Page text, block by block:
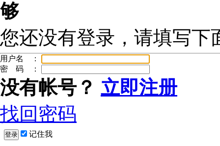
够
您还没有登录，请填写下
用户名 ：
密 码 ：
没有帐号？ 立即注册
找回密码
登录 记住我